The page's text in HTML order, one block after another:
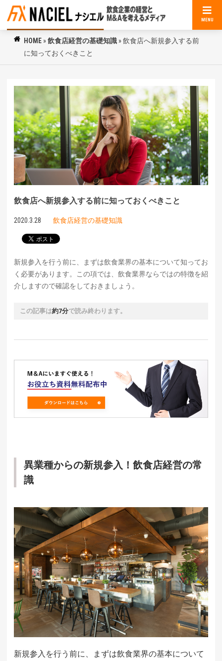
MENU
HOME »飲食店経営の基礎知識 »飲食店へ新規参入する前
に知っておくべきこと
飲食店へ新規参入する前に知っておくべきこと
2020.3.28 飲食店経営の基礎知識
新規参入を行う前に、まずは飲食業界の基本について知ってお
く必要があります。この項では、飲食業界ならではの特徴を紹
介しますので確認をしておきましょう。
この記事は約7分で読み終わります。
異業種からの新規参入！飲食店経営の常
識
新規参入を行う前に、まずは飲食業界の基本について